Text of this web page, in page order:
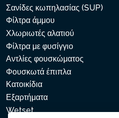
Σανίδες κωπηλασίας (SUP)
Φίλτρα άμμου
Χλωριωτές αλατιού
Φίλτρα με φυσίγγιο
Αντλίες φουσκώματος
Φουσκωτά έπιπλα
Κατοικίδια
Εξαρτήματα
Wetset